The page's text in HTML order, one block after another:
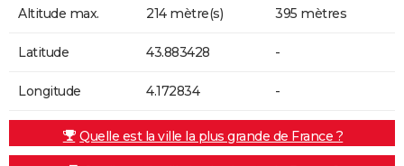
Altitude max. 214 mètre(s) 395 mètres
Latitude 43.883428 -
Longitude 4.172834 -
Quelle est la ville la plus grande de France ?